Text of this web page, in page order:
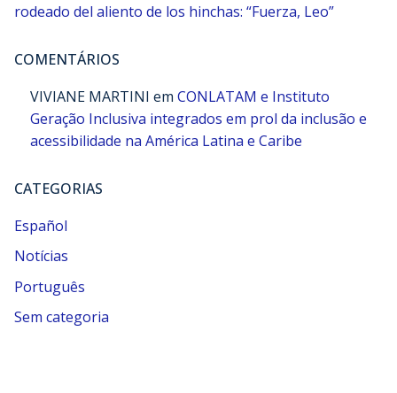
rodeado del aliento de los hinchas: “Fuerza, Leo”
COMENTÁRIOS
VIVIANE MARTINI em CONLATAM e Instituto
Geração Inclusiva integrados em prol da inclusão e
acessibilidade na América Latina e Caribe
CATEGORIAS
Español
Notícias
Português
Sem categoria